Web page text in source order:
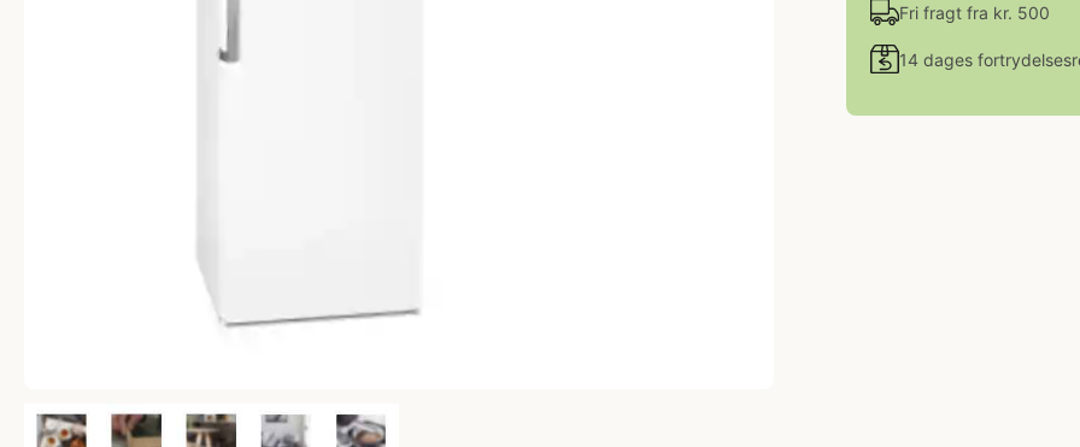
Fri fragt fra kr. 500
14 dages